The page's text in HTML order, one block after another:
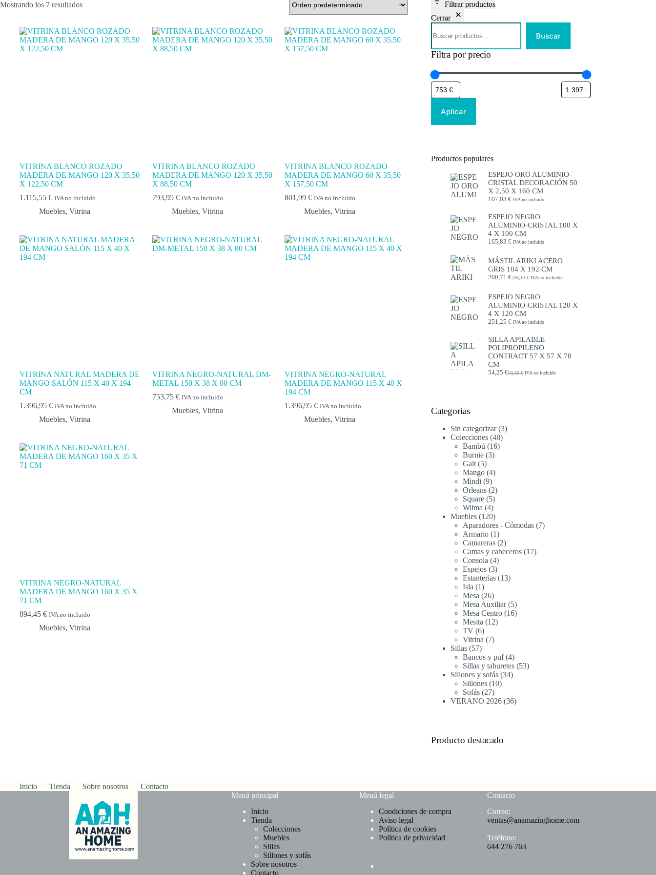
Mostrando los 7 resultados
VITRINA BLANCO ROZADO
MADERA DE MANGO 120 X 35,50
X 122,50 CM
1.115,55 € IVA no incluido
Muebles, Vitrina
VITRINA BLANCO ROZADO
MADERA DE MANGO 120 X 35,50
X 88,50 CM
793,95 € IVA no incluido
Muebles, Vitrina
VITRINA BLANCO ROZADO
MADERA DE MANGO 60 X 35,50
X 157,50 CM
801,99€ IVA no incluido
Muebles,Vitrina
VITRINA NATURAL MADERA DE
MANGO SALÓN 115 X 40 X 194
CM
1.396,95 € IVA no incluido
Muebles, Vitrina
VITRINA NEGRO-NATURAL DM-
METAL 150 X 38 X 80 CM
753,75 € IVA no incluido
Muebles, Vitrina
VITRINA NEGRO-NATURAL
MADERA DE MANGO 115 X 40 X
194 CM
1.396,95€ IVA no incluido
Muebles,Vitrina
VITRINA NEGRO-NATURAL
MADERA DE MANGO 160 X 35 X
71 CM
894,45 € IVA no incluido
Muebles, Vitrina
Filtrar productos
Cerrar
Buscar
Buscar
Filtra por precio
Aplicar
Productos populares
ESPEJO ORO ALUMINIO-
CRISTAL DECORACIÓN 50
X 2,50 X 160 CM
107,03€ IVA no incluido
ESPEJO NEGRO
ALUMINIO-CRISTAL 100 X
4 X 100 CM
165,83€ IVA no incluido
MÁSTIL ARIKI ACERO
GRIS 104 X 192 CM
236,13€
El
original
era:
236,13 €.
200,71€
El
actual
es:
200,71 €.
IVA no incluido
ESPEJO NEGRO
ALUMINIO-CRISTAL 120 X
4 X 120 CM
251,25€ IVA no incluido
SILLA APILABLE
POLIPROPILENO
CONTRACT 57 X 57 X 78
CM
63,82€
El
54,25€
El
IVA no incluido
Categorías
Sin categorizar 33
Colecciones 4848
Bambú 1616
Burnie 33
Galt 55
productos
Mango 44
Mindi 99
productos
Orleans 22
productos
Square 55
productos
Wilma 44
productos
Muebles 120120
productos
Aparadores - Cómodas 77
Armario 11
producto
Camareras 22
productos
Camas y cabeceros 1717
Consola 44
productos
Espejos 33
productos
Estanterías 1313
Isla 11
producto
Mesa 2626
productos
Mesa Auxiliar 55
productos
Mesa Centro 1616
Mesita 1212
TV 66
productos
Vitrina 77
Sillas 5757
productos
Bancos y puf 44
productos
Sillas y taburetes 5353
Sillones y sofás 3434
Sillones 1010
Sofás 2727
productos
VERANO 2026 3636
Producto destacado
Inicio Tienda Sobre nosotros
Contacto
Menú principal
Inicio
Tienda
Colecciones
Muebles
Sillas
Sillones y sofás
Sobre nosotros
Contacto
Menú legal
Condiciones de compra
Aviso legal
Política de cookies
Política de privacidad
Contacto
Correo:
ventas@anamazinghome.com
Teléfono:
644 276 763